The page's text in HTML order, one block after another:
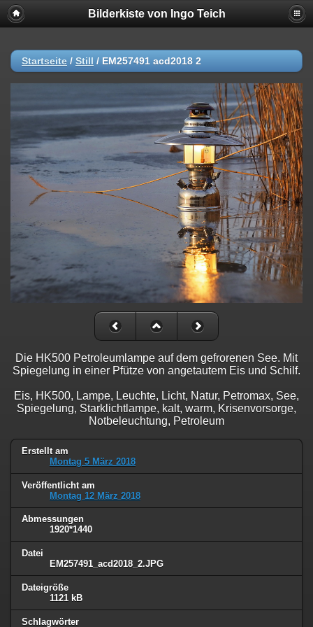
Bilderkiste von Ingo Teich
Startseite / Still / EM257491 acd2018 2
Die HK500 Petroleumlampe auf dem gefrorenen See. Mit
Spiegelung in einer Pfütze von angetautem Eis und Schilf.
Eis, HK500, Lampe, Leuchte, Licht, Natur, Petromax, See,
Spiegelung, Starklichtlampe, kalt, warm, Krisenvorsorge,
Notbeleuchtung, Petroleum
Erstellt am
Montag 5 März 2018
Veröffentlicht am
Montag 12 März 2018
Abmessungen
1920*1440
Datei
EM257491_acd2018_2.JPG
Dateigröße
1121 kB
Schlagwörter